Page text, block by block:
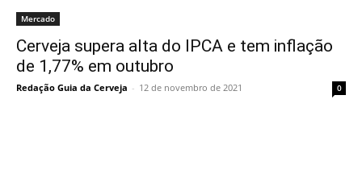
Mercado
Cerveja supera alta do IPCA e tem inflação
de 1,77% em outubro
Redação Guia da Cerveja - 12 de novembro de 2021 0